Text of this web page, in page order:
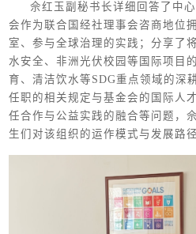
佘红玉副秘书长详细回答了中
会作为联合国经社理事会咨商地位
室、参与全球治理的实践；分享了
水安全、非洲光伏校园等国际项目
育、清洁饮水等SDG重点领域的深
任职的相关规定与基金会的国际人
任合作与公益实践的融合等问题，
生们对该组织的运作模式与发展路